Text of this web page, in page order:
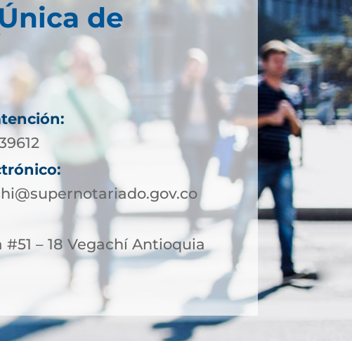
de
#51 – 18 Vegachí Antioquia